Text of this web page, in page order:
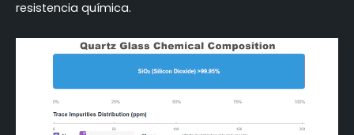
resistencia química.